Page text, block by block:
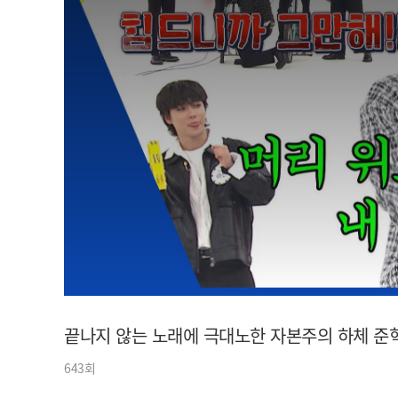
아이돌챔프 셀럽챔프
끝나지 않는 노래에 극대노한 자본주의 하체 준
643회